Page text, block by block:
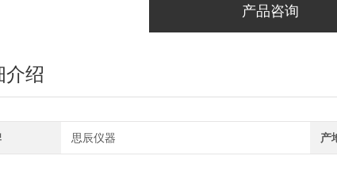
产品咨询
介绍
思辰仪器 产